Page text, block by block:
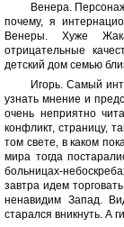
Венера.
почему, я
Венеры. Хуже
отрицательные
детский дом семью
Игорь. Самый
узнать мнение и
очень неприятно
конфликт, страницу,
том свете, в каком
мира тогда
больницах-
завтра идем
ненавидим Запад.
старался вникнуть. А